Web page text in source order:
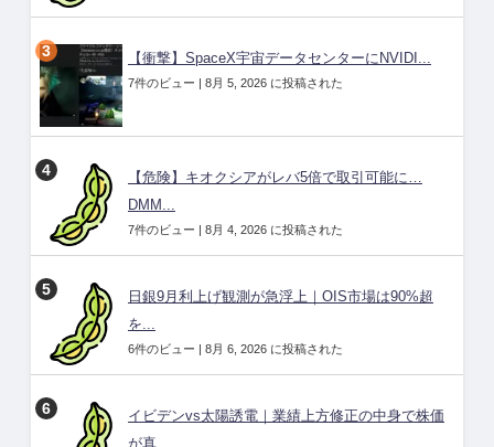
【衝撃】SpaceX宇宙データセンターにNVIDI...
7件のビュー | 8月 5, 2026 に投稿された
【危険】キオクシアがレバ5倍で取引可能に…
DMM...
7件のビュー | 8月 4, 2026 に投稿された
日銀9月利上げ観測が急浮上｜OIS市場は90%超
を...
6件のビュー | 8月 6, 2026 に投稿された
イビデンvs太陽誘電｜業績上方修正の中身で株価
が真...